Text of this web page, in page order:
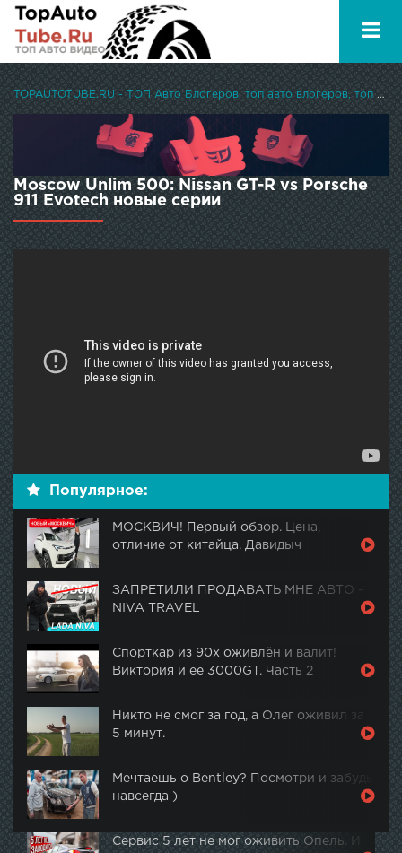
TOPAUTOTUBE.RU - ТОП Авто Блогеров, топ авто влогеров, топ авто ютуберов
Moscow Unlim 500: Nissan GT-R vs Porsche
911 Evotech новые серии
Популярное:
МОСКВИЧ! Первый обзор. Цена,
отличие от китайца. Давидыч
ЗАПРЕТИЛИ ПРОДАВАТЬ МНЕ АВТО -
NIVA TRAVEL
Спорткар из 90х оживлён и валит!
Виктория и ее 3000GT. Часть 2
Никто не смог за год, а Олег оживил за
5 минут.
Мечтаешь о Bentley? Посмотри и забудь
навсегда )
Сервис 5 лет не мог оживить Опель. И